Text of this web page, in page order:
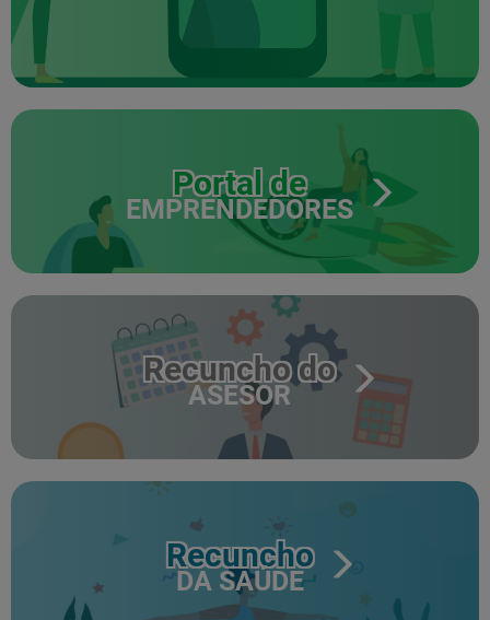
Portal de
EMPRENDEDORES
Recuncho do
ASESOR
Recuncho
DA SAÚDE